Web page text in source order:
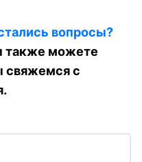
вопросы?
также можете
свяжемся с